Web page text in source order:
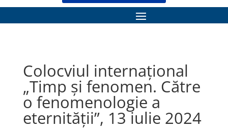
Colocviul internaţional
„Timp şi fenomen. Către
o fenomenologie a
eternităţii”, 13 iulie 2024